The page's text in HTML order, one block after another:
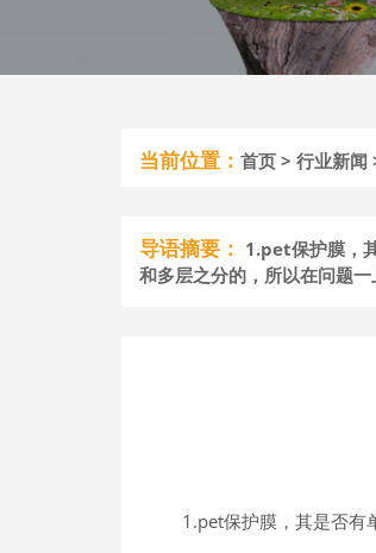
当前位置： 首页> 行业新闻
导语摘要： 1.pet保护膜，
和多层之分的，所以在问题
1.pet保护膜，其是否有